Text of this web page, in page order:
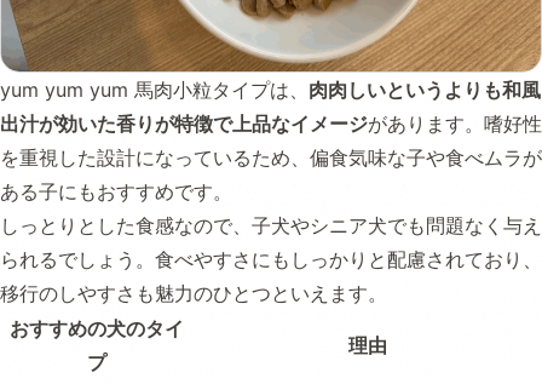
yum yum yum 馬肉小粒タイプは、 肉肉しいというよりも和風
出汁が効いた香りが特徴で上品なイメージがあります。嗜好性
を重視した設計になっているため、偏食気味な子や食べムラが
ある子にもおすすめです。
しっとりとした食感なので、子犬やシニア犬でも問題なく与え
られるでしょう。食べやすさにもしっかりと配慮されており、
移行のしやすさも魅力のひとつといえます。
おすすめの犬のタイ
プ
理由